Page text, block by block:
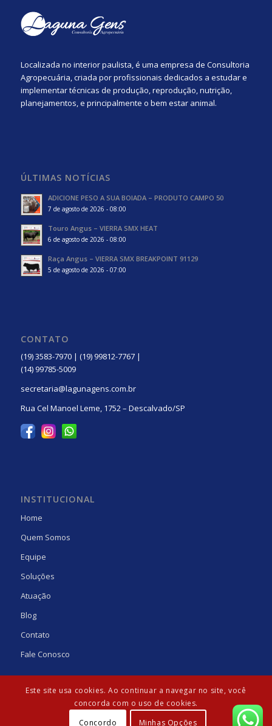
Localizada no interior paulista, é uma empresa de Consultoria
Agropecuária, criada por profissionais dedicados a estudar e
implementar técnicas de produção, reprodução, nutrição,
planejamentos, e principalmente o bem estar animal.
ÚLTIMAS NOTÍCIAS
ADICIONE PESO A SUA BOIADA – PRODUTO CAMPO 50
7 de agosto de 2026 - 08:00
Touro Angus – VIERRA SMX HEAT
6 de agosto de 2026 - 08:00
Raça Angus – VIERRA SMX BREAKPOINT 91129
5 de agosto de 2026 - 07:00
CONTATO
(19) 3583-7970 | (19) 99812-7767 |
(14) 99785-5009
secretaria@lagunagens.com.br
Rua Cel Manoel Leme, 1752 – Descalvado/SP
INSTITUCIONAL
Home
Quem Somos
Equipe
Soluções
Atuação
Blog
Contato
Fale Conosco
Este site usa cookies. Ao continuar a navegar no site, você
concorda com o uso de cookies.
Concordo
Minhas Opções